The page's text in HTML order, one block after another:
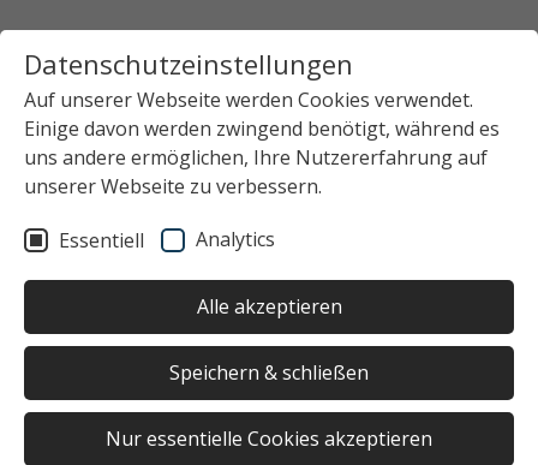
Datenschutzeinstellungen
Auf unserer Webseite werden Cookies verwendet.
Einige davon werden zwingend benötigt, während es
uns andere ermöglichen, Ihre Nutzererfahrung auf
unserer Webseite zu verbessern.
Essentiell Analytics
Alle akzeptieren
Speichern & schließen
Nur essentielle Cookies akzeptieren